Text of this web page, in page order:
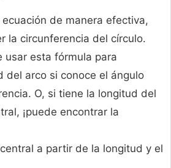
de manera efectiva,
la circunferencia del círculo.
usar esta fórmula para
del arco si conoce el ángulo
O, si tiene la longitud del
¡puede encontrar la
a partir de la longitud y el